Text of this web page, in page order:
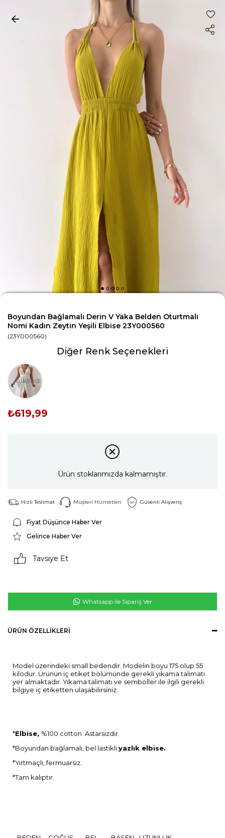
Boyundan Bağlamalı Derin V Yaka Belden Oturtmalı
Nomi Kadın Zeytin Yeşili Elbise 23Y000560
(23Y000560)
Diğer Renk Seçenekleri
Tükendi
₺619,99
Ürün stoklarımızda kalmamıştır.
Hızlı Teslimat Müşteri Hizmetleri Güvenli Alışveriş
Fiyat Düşünce Haber Ver
Gelince Haber Ver
Tavsiye Et
Whatsapp ile Sipariş Ver
ÜRÜN ÖZELLIKLERI
Model üzerindeki small bedendir. Modelin boyu 175 olup 55
kilodur. Ürünün iç etiket bölümünde gerekli yıkama talimatı
yer almaktadır. Yıkama talimatı ve semboller ile ilgili gerekli
bilgiye iç etiketten ulaşabilirsiniz.
*Elbise, %100 cotton. Astarsızdır.
*Boyundan bağlamalı, bel lastikliyazlık elbise.
*Yırtmaçlı, fermuarsız.
*Tam kalıptır.